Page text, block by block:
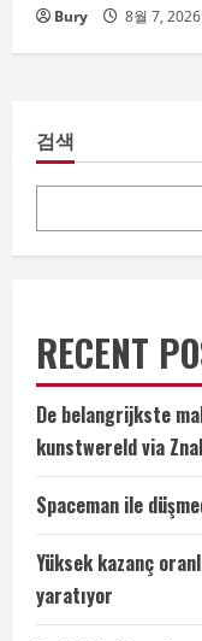
Bury 8월 7, 2026
검색
RECENT
De belangrijkste
kunstwereld via
Spaceman ile
Yüksek kazanç
yaratıyor